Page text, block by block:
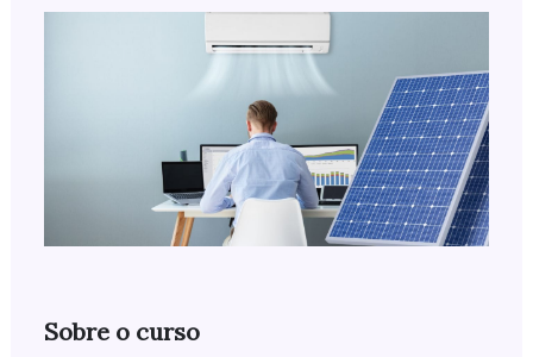
Sobre o curso